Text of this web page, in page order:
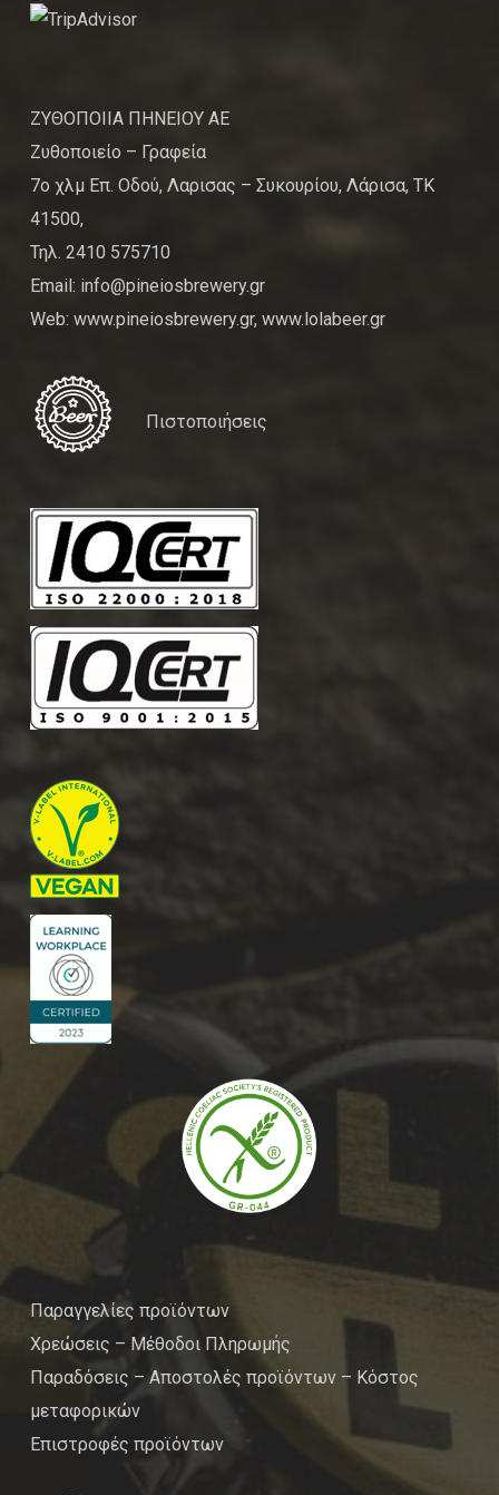
ΖΥΘΟΠΟΙΙΑ ΠΗΝΕΙΟΥ ΑΕ
Ζυθοποιείο – Γραφεία
7ο χλμ Επ. Οδού, Λαρισας – Συκουρίου, Λάρισα, ΤΚ
41500,
Τηλ. 2410 575710
Email: info@pineiosbrewery.gr
Web: www.pineiosbrewery.gr, www.lolabeer.gr
Πιστοποιήσεις
Παραγγελίες προϊόντων
Χρεώσεις – Μέθοδοι Πληρωμής
Παραδόσεις – Αποστολές προϊόντων – Κόστος
μεταφορικών
Επιστροφές προϊόντων